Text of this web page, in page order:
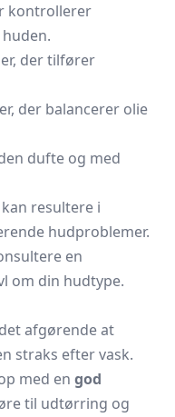
kontrollerer
der tilfører
der balancerer olie
dufte og med
resultere i
hudproblemer.
en
om din hudtype.
afgørende at
straks efter vask.
med en god
til udtørring og